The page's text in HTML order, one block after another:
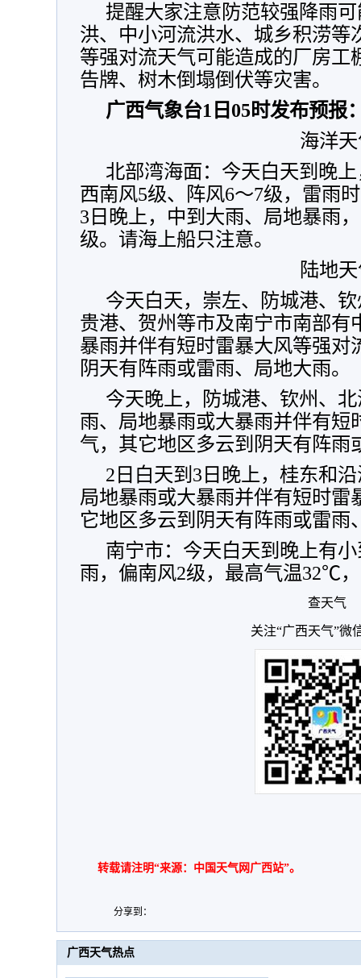
提醒大家注意防范较强降雨
洪、中小河流洪水、城乡积涝等
等强对流天气可能造成的厂房工
告牌、树木倒塌倒伏等灾害。
广西气象台1日05时发布预报
海洋天
北部湾海面：今天白天到晚
西南风5级、阵风6～7级，雷雨
3日晚上，中到大雨、局地暴雨
级。请海上船只注意。
陆地天
今天白天，崇左、防城港、
贵港、贺州等市及南宁市南部有
暴雨并伴有短时雷暴大风等强对
阴天有阵雨或雷雨、局地大雨。
今天晚上，防城港、钦州、
雨、局地暴雨或大暴雨并伴有短
气，其它地区多云到阴天有阵雨
2日白天到3日晚上，桂东和
局地暴雨或大暴雨并伴有短时雷
它地区多云到阴天有阵雨或雷雨
南宁市：今天白天到晚上有
雨，偏南风2级，最高气温32℃
查天气
关注“广西天气”微
转载请注明“来源：中国天气网广西站”。
分享到：
广西天气热点